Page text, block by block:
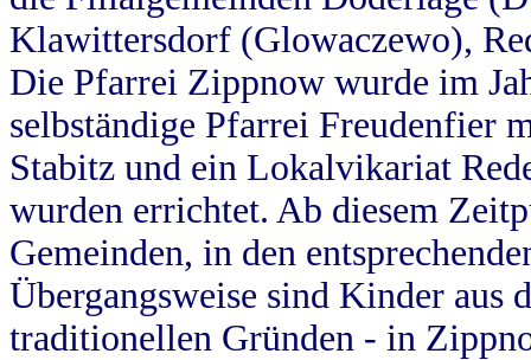
Klawittersdorf (Glowaczewo),
Die Pfarrei Zippnow wurde im
selbständige Pfarrei Freudenfier
Stabitz und ein Lokalvikariat
wurden errichtet. Ab diesem
Gemeinden, in den
Übergangsweise sind Kinder aus
traditionellen Gründen - in